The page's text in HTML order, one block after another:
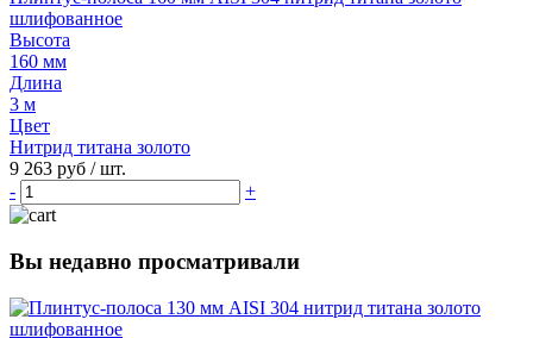
шлифованное
Высота
160 мм
Длина
3 м
Цвет
Нитрид титана золото
9 263 руб / шт.
-
+
Вы недавно просматривали